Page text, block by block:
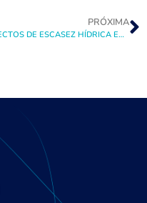
PRÓXIMA
EFECTOS DE ESCASEZ HÍDRICA EN EMBALSES PREOCUPA A JUNTA DE VIGILANCIA RIO ELQUI QUEN INSTA A TRABAJAR EN CONJUNTO SOLUCIONES EFICACES Y EFICIENTES EN EL TIEMPO